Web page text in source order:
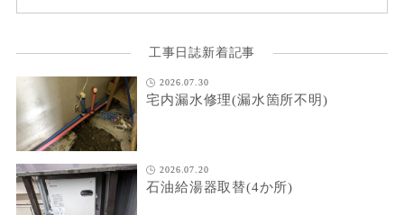
工事日誌新着記事
2026.07.30
宅内漏水修理(漏水箇所不明)
2026.07.20
石油給湯器取替(4か所)